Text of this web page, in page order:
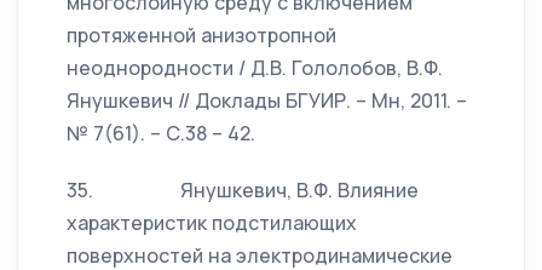
протяженной анизотропной
неоднородности / Д.В. Гололобов, В.Ф.
Янушкевич // Доклады БГУИР. – Мн, 2011. –
№ 7(61). – С.38 – 42.
35. Янушкевич, В.Ф. Влияние
характеристик подстилающих
поверхностей на электродинамические